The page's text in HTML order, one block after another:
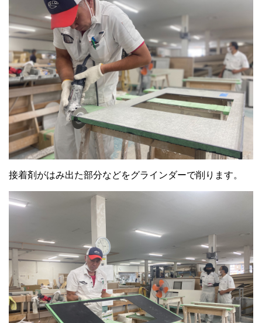
接着剤がはみ出た部分などをグラインダーで削ります。